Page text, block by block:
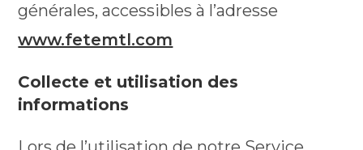
générales, accessibles à l’adresse
www.fetemtl.com
Collecte et utilisation des
informations